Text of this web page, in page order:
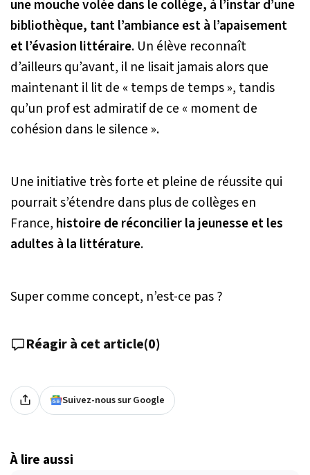
une mouche volée dans le collège, à l’instar d’une
bibliothèque, tant l’ambiance est à l’apaisement
et l’évasion littéraire. Un élève reconnaît
d’ailleurs qu’avant, il ne lisait jamais alors que
maintenant il lit de « temps de temps », tandis
qu’un prof est admiratif de ce « moment de
cohésion dans le silence ».
Une initiative très forte et pleine de réussite qui
pourrait s’étendre dans plus de collèges en
France, histoire de réconcilier la jeunesse et les
adultes à la littérature.
Super comme concept, n’est-ce pas ?
Réagir à cet article(0)
Suivez-nous sur Google
À lire aussi